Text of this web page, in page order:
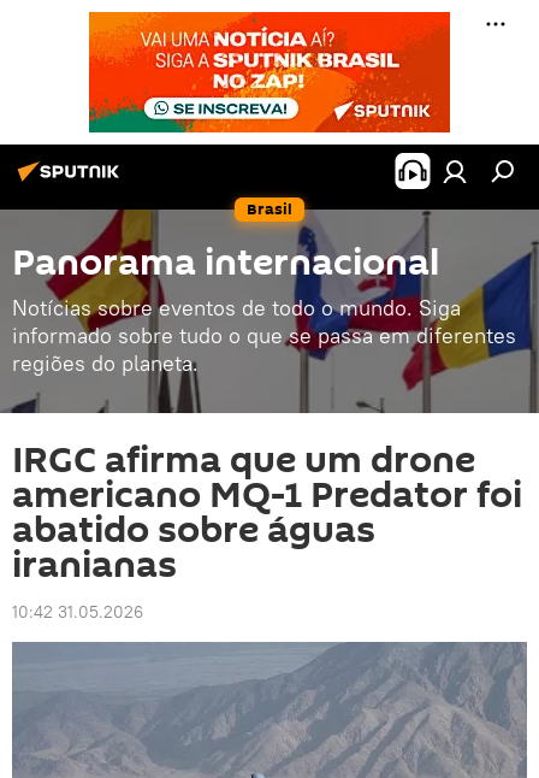
Brasil
Panorama internacional
Notícias sobre eventos de todo o mundo. Siga
informado sobre tudo o que se passa em diferentes
regiões do planeta.
IRGC afirma que um drone
americano MQ-1 Predator foi
abatido sobre águas
iranianas
10:42 31.05.2026